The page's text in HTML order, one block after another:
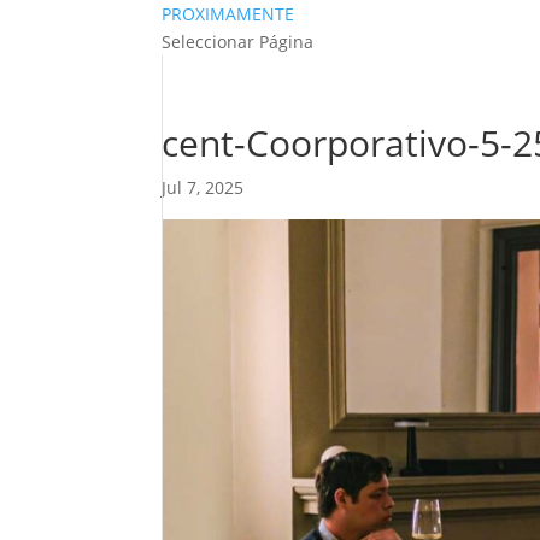
PROXIMAMENTE
Seleccionar Página
cent-Coorporativo-5-
Jul 7, 2025